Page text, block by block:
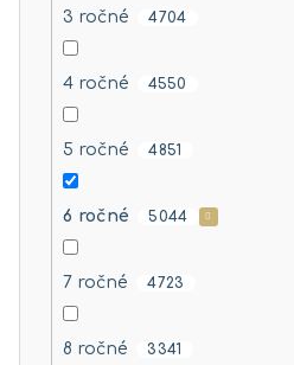
3 ročné 4704
4 ročné 4550
5 ročné 4851
6 ročné 5044
7 ročné 4723
8 ročné 3341